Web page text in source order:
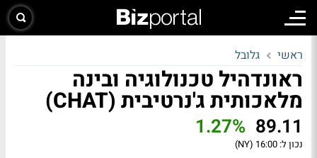
ראשי גלובל
ראונדהיל טכנולוגיה ובינה
מלאכותית ג'נרטיבית (CHAT)
89.11
1.27%
נכון ל: 16:00 (NY)